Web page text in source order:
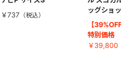
￥737
ッグショ
【
特別価格
￥39,800